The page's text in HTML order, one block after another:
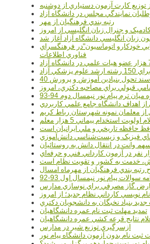
توزيع کارت آزمون دستياري از دوشنبه
نمايندگي مجلس در دانشگاه آزاد
رتبه بندي فرهنگيان از مهر
و جنرال زبان انگليسي از امروز
زبان انگليسي دانشگاه آزاد آغاز شد
خودکارو اتوماسيون"در فرهنگسراي
فناوري اطلاعات
آزاد
سند تحول بنيادين آموزش و پرورش
قبولي براي مصاحبه دکتري، امروز
ترم پیام نور نیمسال دوم 94-93
از اهداف دانشگاه جامع علمي کاربردي
از معلمان نمونه شهرستان رباط کريم
اولويت استخدام پيماني 5 هزار معلم
حافظه تاريخي و ملي ايرانيان است
فيزيک و زيست‌شناسي دانش‌آموزي
سهم وانت در انتقال دانش به روستائيان
خدمت به کشور و تقويت نظام است
بندي فرهنگيان از مهرماه امسال
سوالات پیام نور نیمسال اول 93-92
نام نويسي کارداني نظام جديد؛ از امروز
بنياد نخبگان به دانشجويان دکتري
تمديد مهلت ثبت نام عمره دانشگاهيان
نتايج قرعه کشي عمره دانشگاهيان
ازسرگيري توزيع شير در مدارس
ثبت نام بدون آزمون دانشگاه پیام نور